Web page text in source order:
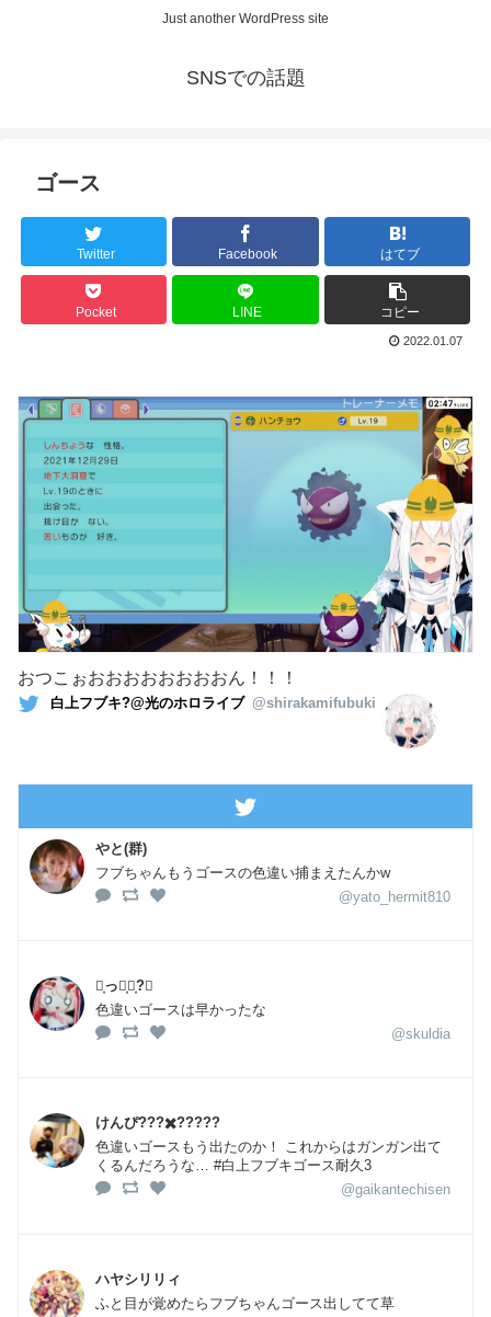
Just another WordPress site
SNSでの話題
ゴース
Twitter Facebook はてブ
Pocket LINE コピー
2022.01.07
おつこぉおおおおおおおおん！！！
白上フブキ?@光のホロライブ @shirakamifubuki
やと(群)
フブちゃんもうゴースの色違い捕まえたんかw
@yato_hermit810
お͎っく͎ん͎?⛩
色違いゴースは早かったな
@skuldia
けんぴ???✖️?????
色違いゴースもう出たのか！ これからはガンガン出て
くるんだろうな… #白上フブキゴース耐久3
@gaikantechisen
ハヤシリリィ
ふと目が覚めたらフブちゃんゴース出してて草